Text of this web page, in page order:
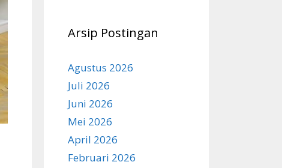
Arsip Postingan
Agustus 2026
Juli 2026
Juni 2026
Mei 2026
April 2026
Februari 2026